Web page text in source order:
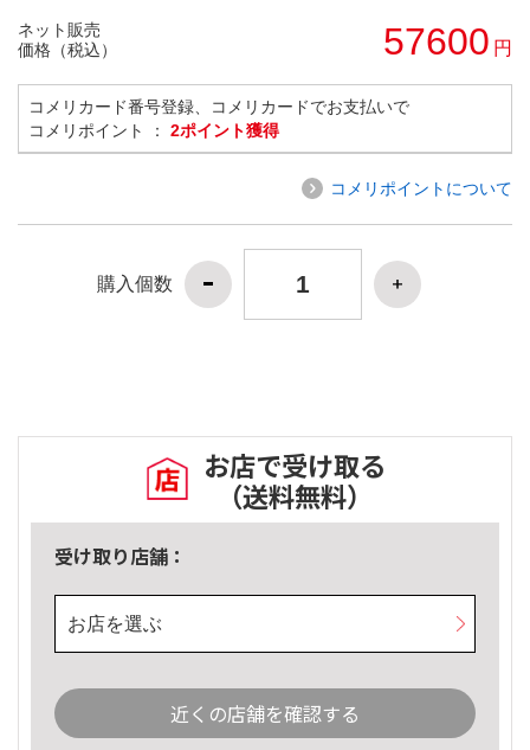
ネット販売
価格（税込）
57600 円
コメリカード番号登録、コメリカードでお支払いで
コメリポイント ： 2ポイント獲得
コメリポイントについて
購入個数
お店で受け取る
（送料無料）
受け取り店舗：
お店を選ぶ
近くの店舗を確認する